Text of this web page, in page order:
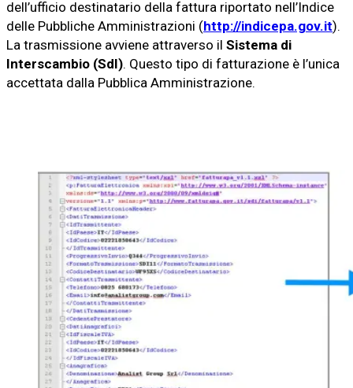
dell’ufficio destinatario della fattura riportato nell’Indice
delle Pubbliche Amministrazioni (http://indicepa.gov.it).
La trasmissione avviene attraverso il Sistema di
Interscambio (SdI). Questo tipo di fatturazione è l’unica
accettata dalla Pubblica Amministrazione.